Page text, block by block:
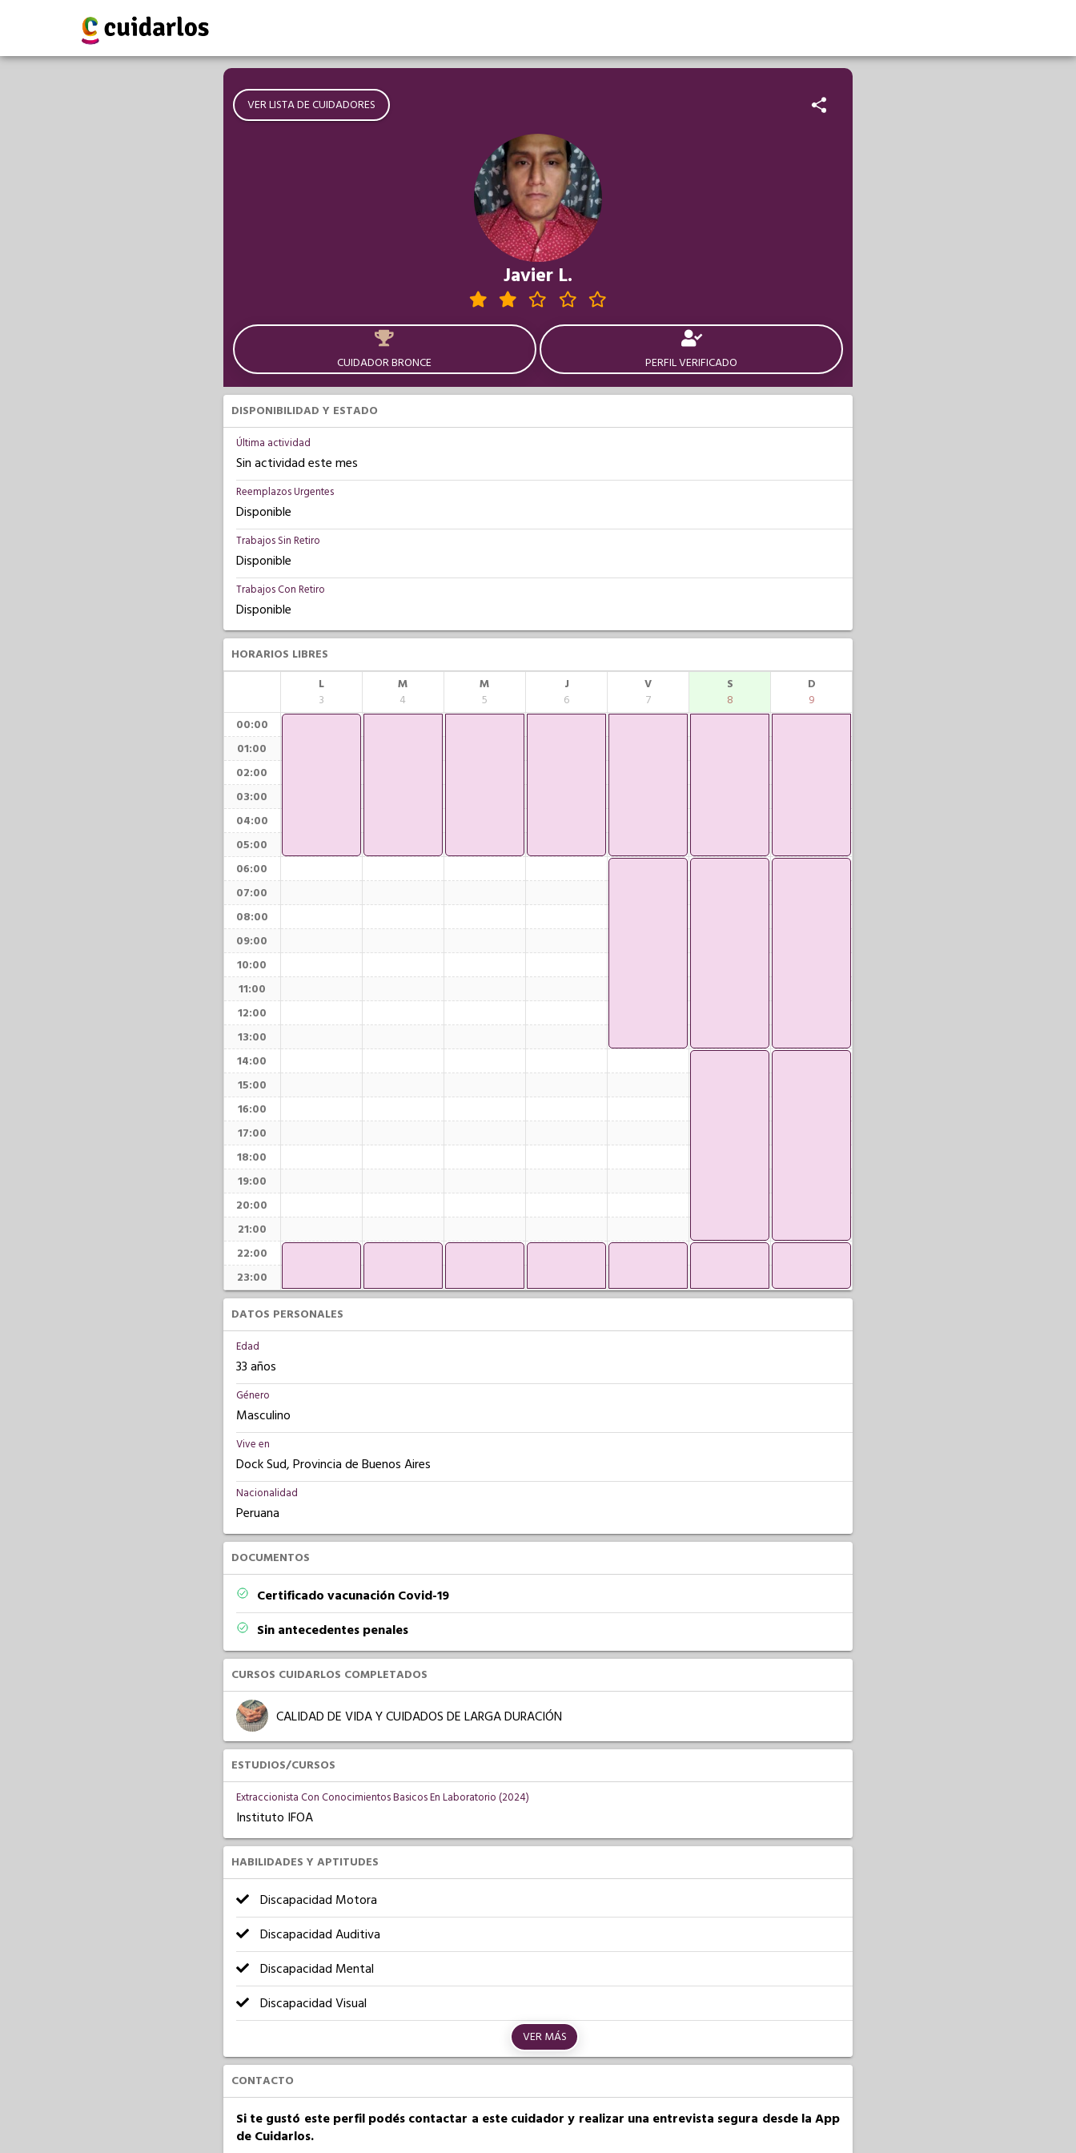
VER LISTA DE CUIDADORES
Javier L.
CUIDADOR BRONCE PERFIL VERIFICADO
DISPONIBILIDAD Y ESTADO
Última actividad
Sin actividad este mes
Reemplazos Urgentes
Disponible
Trabajos Sin Retiro
Disponible
Trabajos Con Retiro
Disponible
HORARIOS LIBRES
L
3
M
4
M
5
J
6
V
7
S
8
D
9
00:00
01:00
02:00
03:00
04:00
05:00
06:00
07:00
08:00
09:00
10:00
11:00
12:00
13:00
14:00
15:00
16:00
17:00
18:00
19:00
20:00
21:00
22:00
23:00
DATOS PERSONALES
Edad
33 años
Género
Masculino
Vive en
Dock Sud, Provincia de Buenos Aires
Nacionalidad
Peruana
DOCUMENTOS
Certificado vacunación Covid-19
Sin antecedentes penales
CURSOS CUIDARLOS COMPLETADOS
CALIDAD DE VIDA Y CUIDADOS DE LARGA DURACIÓN
ESTUDIOS/CURSOS
Extraccionista Con Conocimientos Basicos En Laboratorio (2024)
Instituto IFOA
HABILIDADES Y APTITUDES
Discapacidad Motora
Discapacidad Auditiva
Discapacidad Mental
Discapacidad Visual
VER MÁS
CONTACTO
Si te gustó este perfil podés contactar a este cuidador y realizar una entrevista segura desde la App
de Cuidarlos.